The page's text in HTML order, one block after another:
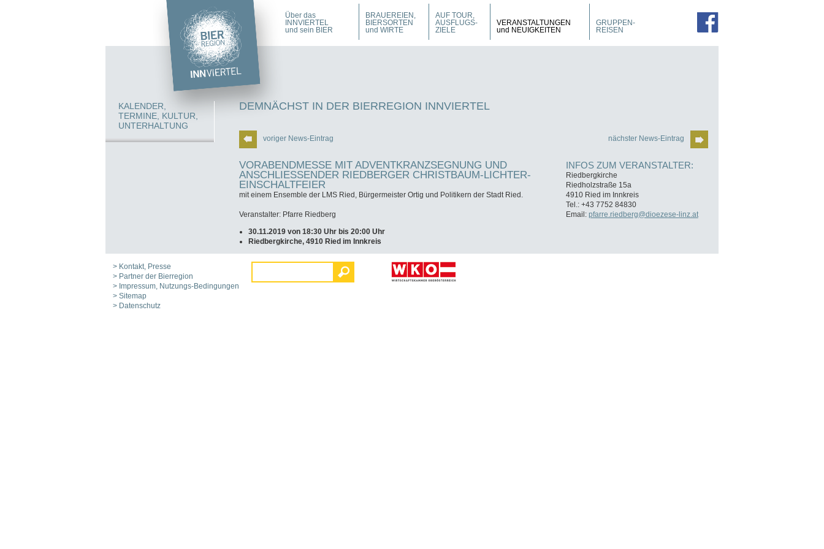
Über das
INNVIERTEL
und sein BIER
BRAUEREIEN,
BIERSORTEN
und WIRTE
AUF TOUR,
AUSFLUGS-
ZIELE
VERANSTALTUNGEN
und NEUIGKEITEN
GRUPPEN-
REISEN
PROSPEKTE
FÜHRUNGEN
KALENDER,
TERMINE, KULTUR,
UNTERHALTUNG
DEMNÄCHST IN DER BIERREGION INNVIERTEL
voriger News-Eintrag nächster News-Eintrag
VORABENDMESSE MIT ADVENTKRANZSEGNUNG UND
ANSCHLIESSENDER RIEDBERGER CHRISTBAUM-LICHTER-E
INSCHALTFEIER
mit einem Ensemble der LMS Ried, Bürgermeister Ortig und Politikern der Stadt Ried.
Veranstalter: Pfarre Riedberg
30.11.2019 von 18:30 Uhr bis 20:00 Uhr
Riedbergkirche, 4910 Ried im Innkreis
INFOS ZUM VERANSTALTER:
Riedbergkirche
Riedholzstraße 15a
4910 Ried im Innkreis
Tel.: +43 7752 84830
Email: pfarre.riedberg@dioezese-linz.at
> Kontakt, Presse
> Partner der Bierregion
> Impressum, Nutzungs-Bedingungen
> Sitemap
> Datenschutz